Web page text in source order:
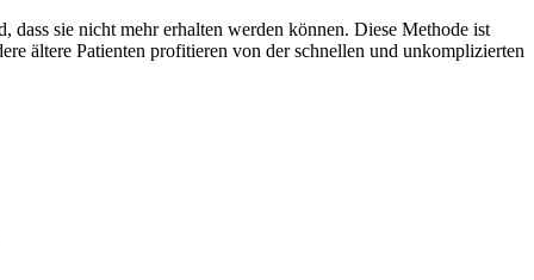
dass sie nicht mehr erhalten werden können. Diese Methode ist
ältere Patienten profitieren von der schnellen und unkomplizierten